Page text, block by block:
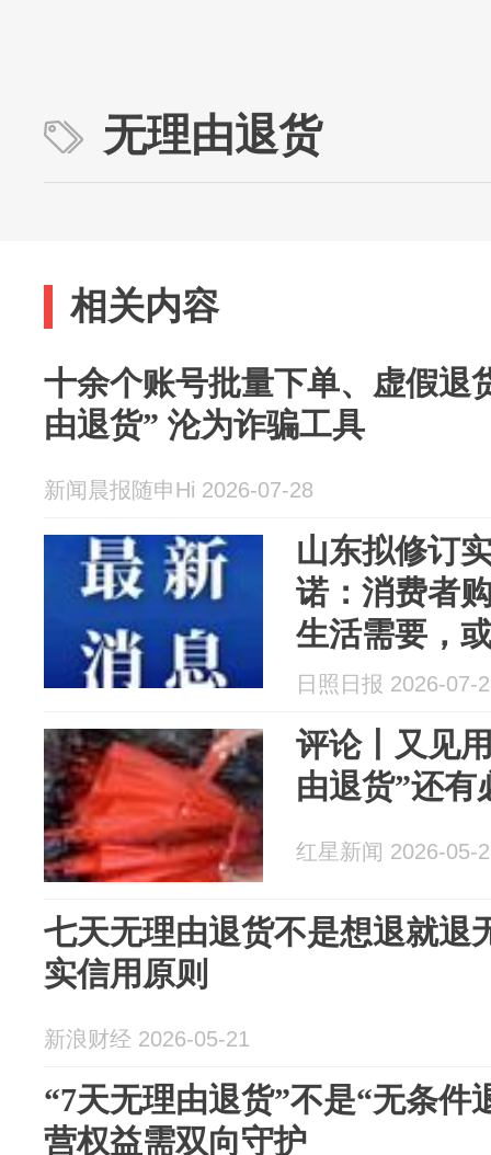
无理由退货
相关内容
十余个账号批量下单、虚假退
由退货” 沦为诈骗工具
新闻晨报随申Hi 2026-07-28
山东拟修订
诺：消费者
生活需要，
则，或存在
日照日报 2026-07-
评论丨又见
由退货”还有
红星新闻 2026-05-
七天无理由退货不是想退就退
实信用原则
新浪财经 2026-05-21
“7天无理由退货”不是“无条件
营权益需双向守护